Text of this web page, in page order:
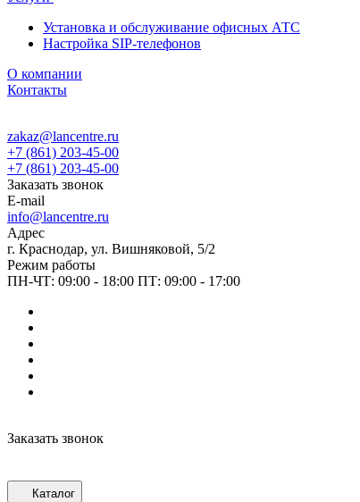
Установка и обслуживание офисных АТС
Настройка SIP-телефонов
О компании
Контакты
zakaz@lancentre.ru
+7 (861) 203-45-00
+7 (861) 203-45-00
Заказать звонок
E-mail
info@lancentre.ru
Адрес
г. Краснодар, ул. Вишняковой, 5/2
Режим работы
ПН-ЧТ: 09:00 - 18:00 ПТ: 09:00 - 17:00
Заказать звонок
Каталог